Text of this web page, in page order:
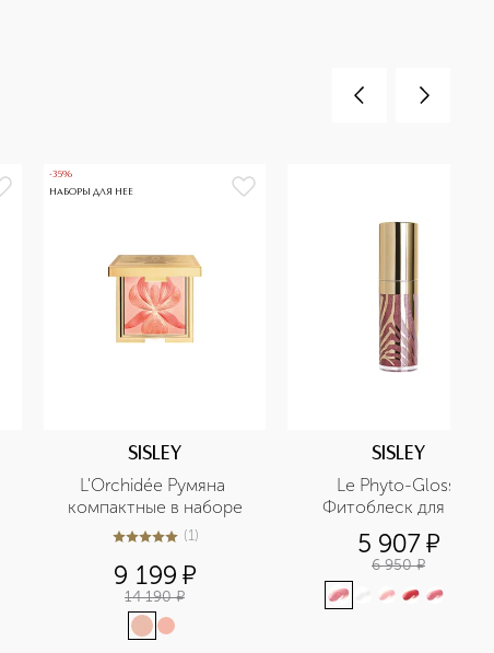
-35%
НАБОРЫ ДЛЯ НЕЕ
SISLEY
L'Orchidée Румяна
компактные в наборе
5из 51 (1)
9 199 ¤
14 190 ¤
SISLEY
Le Phyto-Gloss
Фитоблеск для губ
5 907¤
6 950 ¤